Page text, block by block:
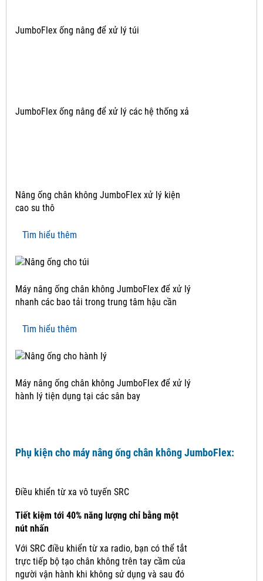
JumboFlex ống nâng để xử lý túi
JumboFlex ống nâng để xử lý các hệ thống xả
Nâng ống chân không JumboFlex xử lý kiện
cao su thô
Tìm hiểu thêm
Máy nâng ống chân không JumboFlex để xử lý
nhanh các bao tải trong trung tâm hậu cần
Tìm hiểu thêm
Máy nâng ống chân không JumboFlex để xử lý
hành lý tiện dụng tại các sân bay
Phụ kiện cho máy nâng ống chân không JumboFlex:
Điều khiển từ xa vô tuyến SRC
Tiết kiệm tới 40% năng lượng chỉ bằng một
nút nhấn
Với SRC điều khiển từ xa radio, bạn có thể tắt
trực tiếp bộ tạo chân không trên tay cầm của
người vận hành khi không sử dụng và sau đó